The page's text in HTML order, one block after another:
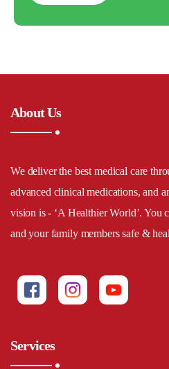
About Us
We deliver the best medical care
advanced clinical medications, and
vision is - ‘A Healthier World’. You
and your family members safe &
Services